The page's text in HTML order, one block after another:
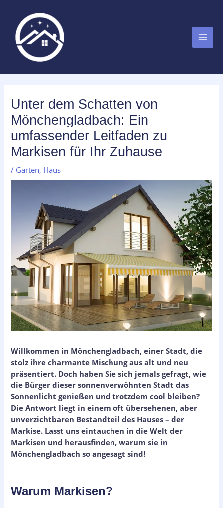
springen
Unter dem Schatten von
Mönchengladbach: Ein
umfassender Leitfaden zu
Markisen für Ihr Zuhause
/ Garten, Haus
Willkommen in Mönchengladbach, einer Stadt, die
stolz ihre charmante Mischung aus alt und neu
präsentiert. Doch haben Sie sich jemals gefragt, wie
die Bürger dieser sonnenverwöhnten Stadt das
Sonnenlicht genießen und trotzdem cool bleiben?
Die Antwort liegt in einem oft übersehenen, aber
unverzichtbaren Bestandteil des Hauses – der
Markise. Lasst uns eintauchen in die Welt der
Markisen und herausfinden, warum sie in
Mönchengladbach so angesagt sind!
Warum Markisen?